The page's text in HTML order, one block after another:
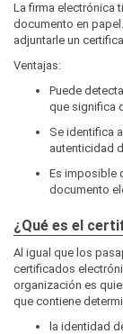
La firma electrónica
documento en
adjuntarle un
Ventajas:
Puede
que significa
Se identifica
autenticidad
Es imposible
documento
¿Qué es el
Al igual que los
certificados
organización es
que contiene
la identidad